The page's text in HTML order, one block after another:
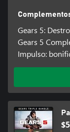
Gears 5:
Gears 5
Impulso: